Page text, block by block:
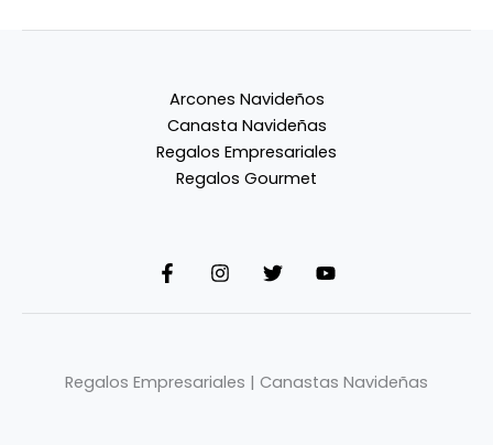
Arcones Navideños
Canasta Navideñas
Regalos Empresariales
Regalos Gourmet
Regalos Empresariales | Canastas Navideñas